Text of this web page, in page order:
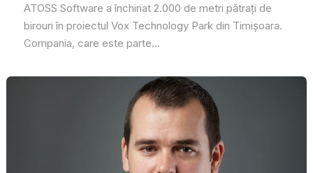
ATOSS Software a închiriat 2.000 de metri pătrați de
birouri în proiectul Vox Technology Park din Timișoara.
Compania, care este parte...